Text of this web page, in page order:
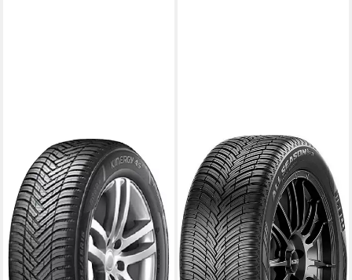
HANKOOK
Ganzjahresreifen Kinergy-
4S2 (H750), in verschiedenen
Ausführungen erhältlich
Kraftstoffeffizienz
Produktdatenblatt
Nasshaftung
Produktdatenblatt
186,99 €
PIRELLI
Pirelli Ganzjahresreifen
PIRELLI
Kraftstoffeffizienz
Produktdatenblatt
Nasshaftung
Produktdatenblatt
ab 174,99 €
lieferbar - in 4-5 Werktagen bei dir